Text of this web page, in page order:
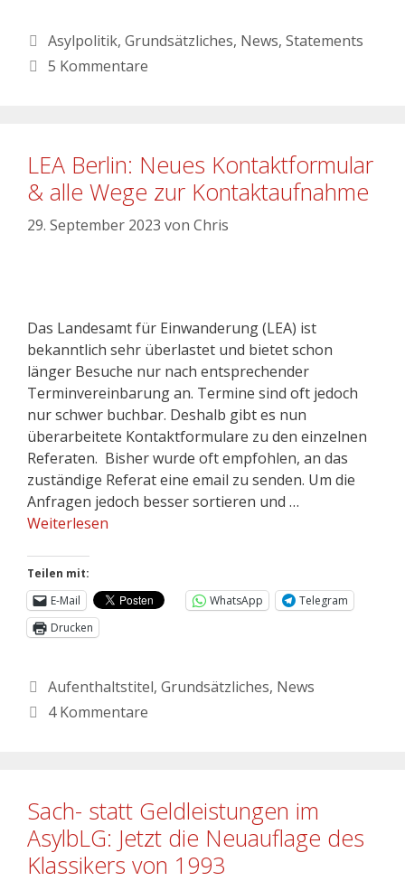
Asylpolitik, Grundsätzliches, News, Statements
5 Kommentare
LEA Berlin: Neues Kontaktformular
& alle Wege zur Kontaktaufnahme
29. September 2023 von Chris
Das Landesamt für Einwanderung (LEA) ist
bekanntlich sehr überlastet und bietet schon
länger Besuche nur nach entsprechender
Terminvereinbarung an. Termine sind oft jedoch
nur schwer buchbar. Deshalb gibt es nun
überarbeitete Kontaktformulare zu den einzelnen
Referaten. Bisher wurde oft empfohlen, an das
zuständige Referat eine email zu senden. Um die
Anfragen jedoch besser sortieren und …
Weiterlesen
Teilen mit:
E-Mail
WhatsApp
Telegram
Drucken
Aufenthaltstitel, Grundsätzliches, News
4 Kommentare
Sach- statt Geldleistungen im
AsylbLG: Jetzt die Neuauflage des
Klassikers von 1993